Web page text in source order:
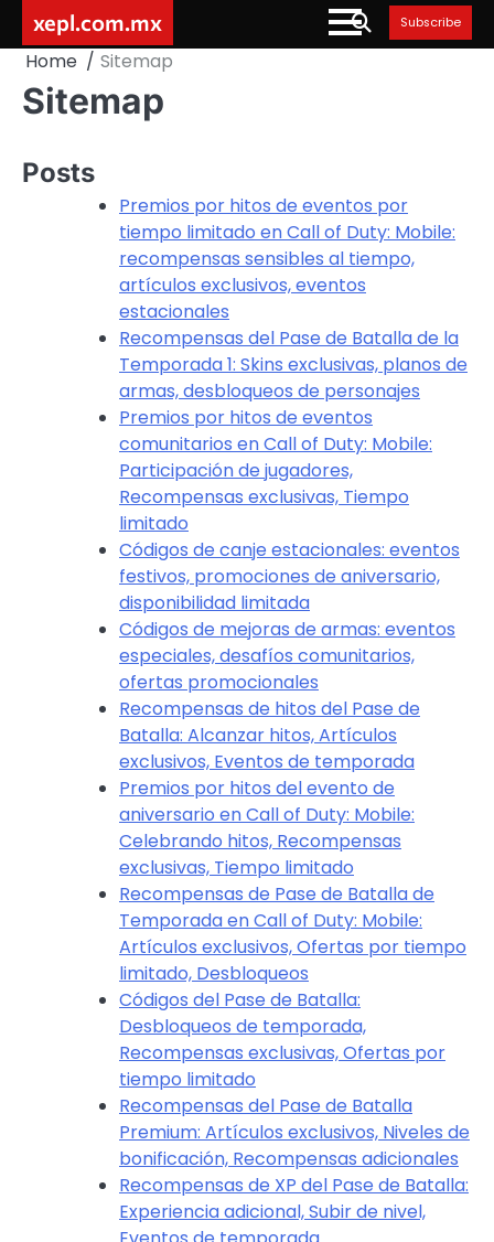
content
xepl.com.mx Subscribe
Home Sitemap
Sitemap
Posts
Premios por hitos de eventos por
tiempo limitado en Call of Duty: Mobile:
recompensas sensibles al tiempo,
artículos exclusivos, eventos
estacionales
Recompensas del Pase de Batalla de la
Temporada 1: Skins exclusivas, planos de
armas, desbloqueos de personajes
Premios por hitos de eventos
comunitarios en Call of Duty: Mobile:
Participación de jugadores,
Recompensas exclusivas, Tiempo
limitado
Códigos de canje estacionales: eventos
festivos, promociones de aniversario,
disponibilidad limitada
Códigos de mejoras de armas: eventos
especiales, desafíos comunitarios,
ofertas promocionales
Recompensas de hitos del Pase de
Batalla: Alcanzar hitos, Artículos
exclusivos, Eventos de temporada
Premios por hitos del evento de
aniversario en Call of Duty: Mobile:
Celebrando hitos, Recompensas
exclusivas, Tiempo limitado
Recompensas de Pase de Batalla de
Temporada en Call of Duty: Mobile:
Artículos exclusivos, Ofertas por tiempo
limitado, Desbloqueos
Códigos del Pase de Batalla:
Desbloqueos de temporada,
Recompensas exclusivas, Ofertas por
tiempo limitado
Recompensas del Pase de Batalla
Premium: Artículos exclusivos, Niveles de
bonificación, Recompensas adicionales
Recompensas de XP del Pase de Batalla:
Experiencia adicional, Subir de nivel,